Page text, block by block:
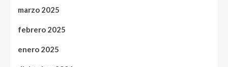
marzo 2025
febrero 2025
enero 2025